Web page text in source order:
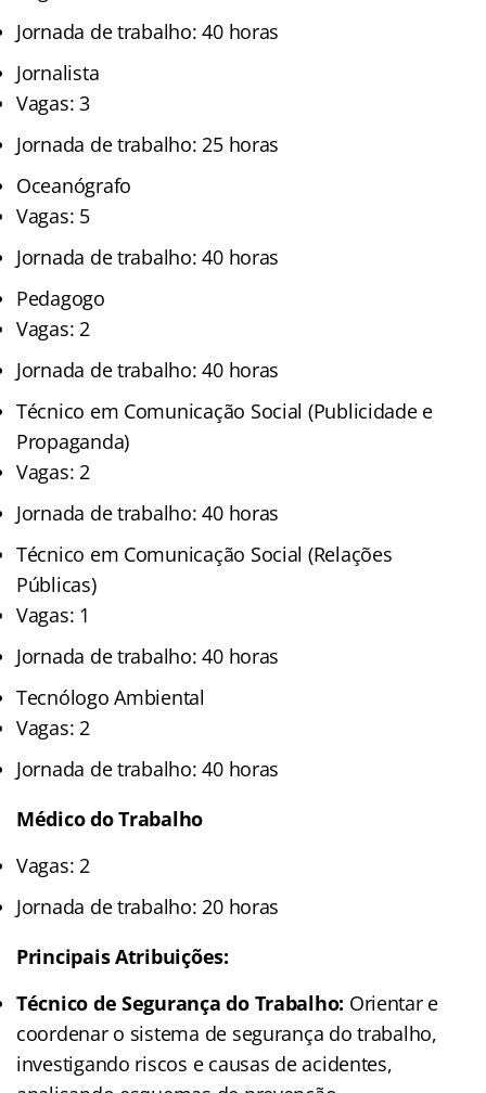
Jornada de trabalho: 40 horas
Jornalista
Vagas: 3
Jornada de trabalho: 25 horas
Oceanógrafo
Vagas: 5
Jornada de trabalho: 40 horas
Pedagogo
Vagas: 2
Jornada de trabalho: 40 horas
Técnico em Comunicação Social (Publicidade e
Propaganda)
Vagas: 2
Jornada de trabalho: 40 horas
Técnico em Comunicação Social (Relações
Públicas)
Vagas: 1
Jornada de trabalho: 40 horas
Tecnólogo Ambiental
Vagas: 2
Jornada de trabalho: 40 horas
Médico do Trabalho
Vagas: 2
Jornada de trabalho: 20 horas
Principais Atribuições:
Técnico de Segurança do Trabalho: Orientar e
coordenar o sistema de segurança do trabalho,
investigando riscos e causas de acidentes,